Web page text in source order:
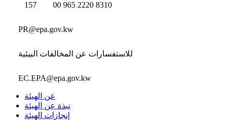
157 00 965 2220 8310
PR@epa.gov.kw
للاستفسارات عن المخالفات البيئية
EC.EPA@epa.gov.kw
عن الهيئة
نبذة عن الهيئة
إنجازات الهيئة